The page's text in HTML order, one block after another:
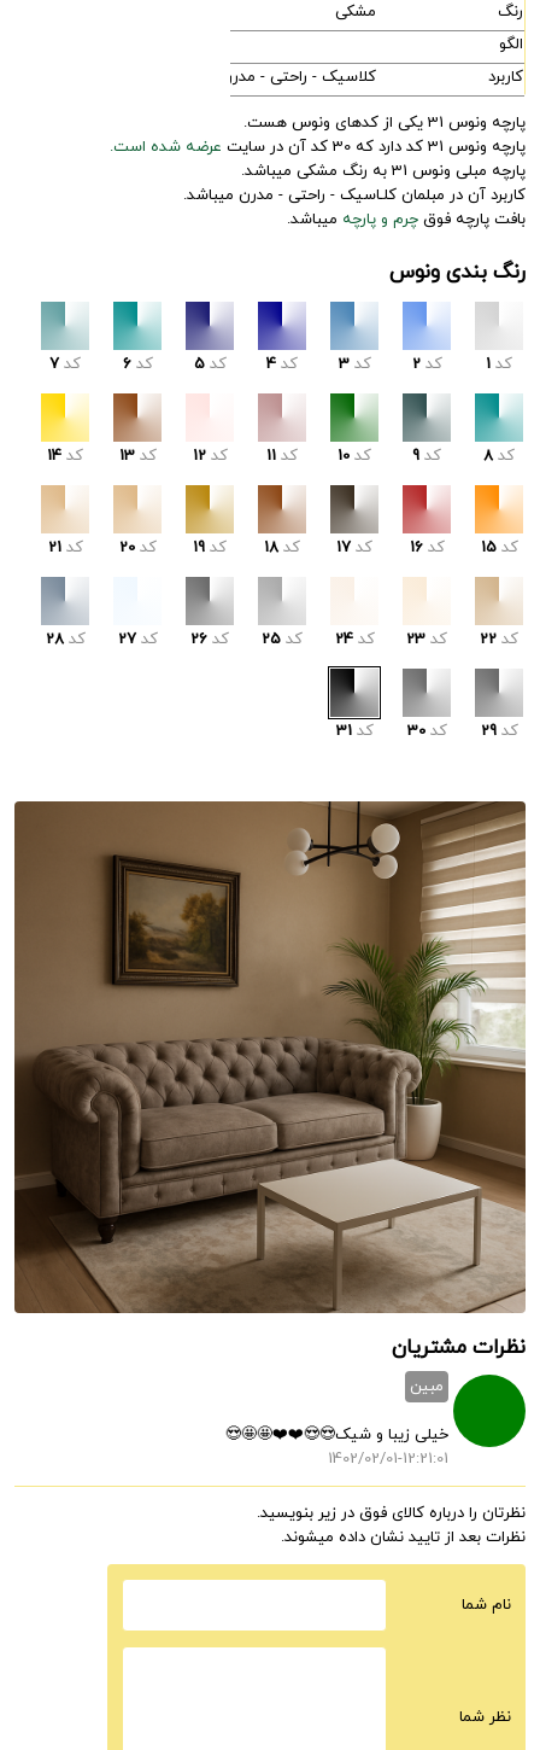
رنگ
مشکی
الگو
کاربرد
کلاسیک - راحتی - مدرن
پارچه ونوس 31 یکی از کدهای ونوس هست.
پارچه ونوس 31 کد دارد که 30 کد آن در سایت
عرضه شده است.
پارچه مبلی ونوس 31 به رنگ مشکی میباشد.
کاربرد آن در مبلمان کلـاسیک - راحتی - مدرن میباشد.
بافت پارچه فوق چرم و پارچه میباشد.
رنگ بندی ونوس
کد 1 کد 2 کد 3 کد 4 کد 5 کد 6 کد 7
کد 8 کد 9 کد 10 کد 11 کد 12 کد 13 کد 14
کد 15 کد 16 کد 17 کد 18 کد 19 کد 20 کد 21
کد 22 کد 23 کد 24 کد 25 کد 26 کد 27 کد 28
کد 29 کد 30 کد 31
نظرات مشتریان
مبین
خیلی زیبا و شیک😍😍❤️❤️🤩🤩😍
1402/02/01-12:21:01
نظرتان را درباره کالای فوق در زیر بنویسید.
نظرات بعد از تایید نشان داده میشوند.
نام شما
نظر شما